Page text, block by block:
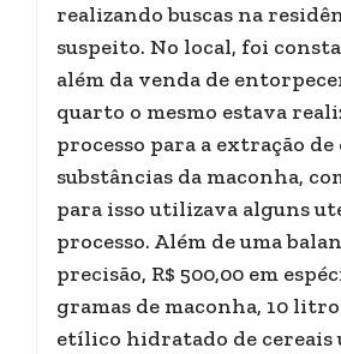
realizando buscas na
suspeito. No local, foi
além da venda de
quarto o mesmo estava
processo para a extração
substâncias da maconha,
para isso utilizava alguns
processo. Além de uma
precisão, R$ 500,00 em
gramas de maconha, 10
etílico hidratado de cereais